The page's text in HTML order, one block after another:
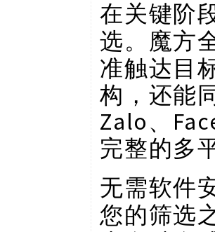
在关键阶
选。魔方
准触达目
构，还能
Zalo、
完整的多
无需软件
您的筛选